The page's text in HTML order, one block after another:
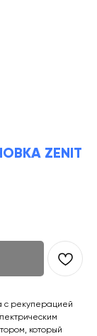
ZENIT
с рекуперацией
который